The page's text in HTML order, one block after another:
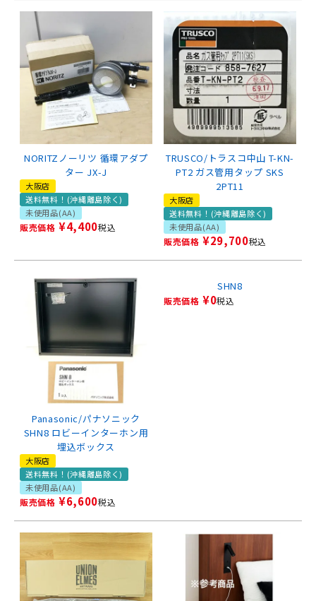
NORITZノーリツ 循環アダプ
ター JX-J
大阪店
送料無料！(沖縄離島除く)
未使用品(AA)
販売価格 ¥4,400税込
TRUSCO/トラスコ中山 T-KN-
PT2 ガス管用タップ SKS
2PT11
大阪店
送料無料！(沖縄離島除く)
未使用品(AA)
販売価格 ¥29,700税込
Panasonic/パナソニック
SHN8 ロビーインターホン用
埋込ボックス
大阪店
送料無料！(沖縄離島除く)
未使用品(AA)
販売価格 ¥6,600税込
SHN8
販売価格 ¥0税込